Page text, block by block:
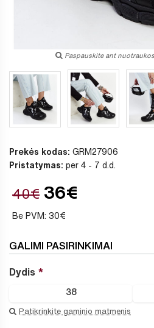
Paspauskite ant
Prekės kodas: GRM27906
Pristatymas: per 4 - 7 d.d.
40€ 36€
Be PVM: 30€
GALIMI PASIRINKIMAI
Dydis
38
Patikrinkite gaminio matmenis